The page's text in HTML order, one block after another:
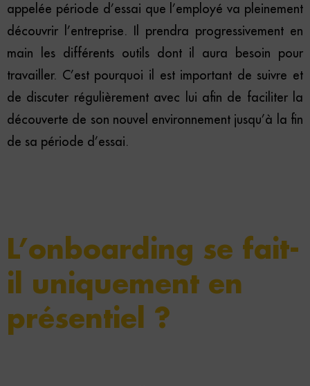
appelée période d’essai que l’employé va pleinement
découvrir l’entreprise. Il prendra progressivement en
main les différents outils dont il aura besoin pour
travailler. C’est pourquoi il est important de suivre et
de discuter régulièrement avec lui afin de faciliter la
découverte de son nouvel environnement jusqu’à la fin
de sa période d’essai.
L’onboarding se fait-
il uniquement en
présentiel ?